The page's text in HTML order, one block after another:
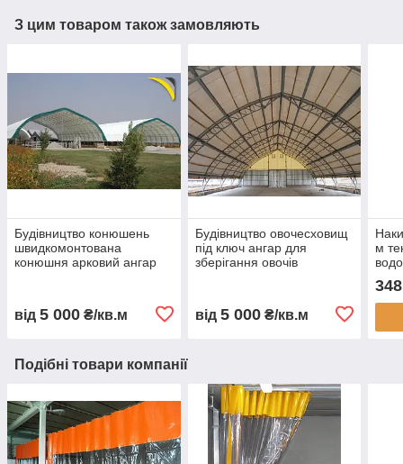
З цим товаром також замовляють
Будівництво конюшень
швидкомонтована
конюшня арковий ангар
будівництво
від 5 000 ₴/кв.м
Будівництво овочесховищ
під ключ ангар для
зберігання овочів
овочесховище
від 5 000₴/кв.м
м
348
Подібні товари компанії